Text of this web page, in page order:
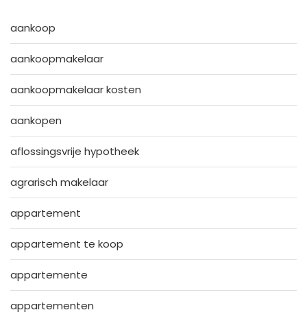
aankoop
aankoopmakelaar
aankoopmakelaar kosten
aankopen
aflossingsvrije hypotheek
agrarisch makelaar
appartement
appartement te koop
appartemente
appartementen